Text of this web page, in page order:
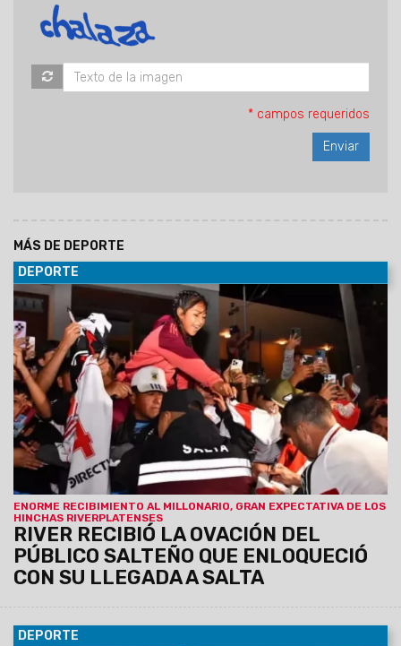
* campos requeridos
MÁS DE DEPORTE
DEPORTE
ENORME RECIBIMIENTO AL MILLONARIO, GRAN EXPECTATIVA DE LOS
HINCHAS RIVERPLATENSES
RIVER RECIBIÓ LA OVACIÓN DEL
PÚBLICO SALTEÑO QUE ENLOQUECIÓ
CON SU LLEGADA A SALTA
17/07/2026
El equipo milllonario fue recibido por una
multitud en el hotel Sheraton. Mañana afrontará su
compromiso ante Aldosivi por la Copa Argentina. Hay un
remanente de entradas.
DEPORTE